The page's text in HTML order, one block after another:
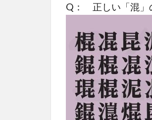
Q： 正しい「混」